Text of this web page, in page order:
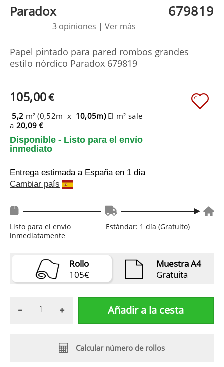
Paradox 679819
3 opiniones | Ver más
Papel pintado para pared rombos grandes
estilo nórdico Paradox 679819
105,00€
5,2 m² (0,52m x 10,05m) El m² sale
a 20,09 €
Disponible - Listo para el envío
inmediato
Entrega estimada a España en 1 día
Cambiar país
Listo para el envío
inmediatamente
Estándar: 1 día (Gratuito)
Rollo
105€
Muestra A4
Gratuita
Añadir a la cesta
Calcular número de rollos